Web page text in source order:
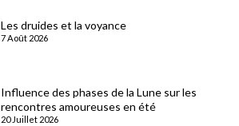
Les druides et la voyance
7 Août 2026
Influence des phases de la Lune sur les
rencontres amoureuses en été
20 Juillet 2026